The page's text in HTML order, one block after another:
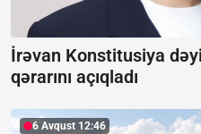
İrəvan Konstitusiya
qərarını açıqladı
6 Avqust 12:46